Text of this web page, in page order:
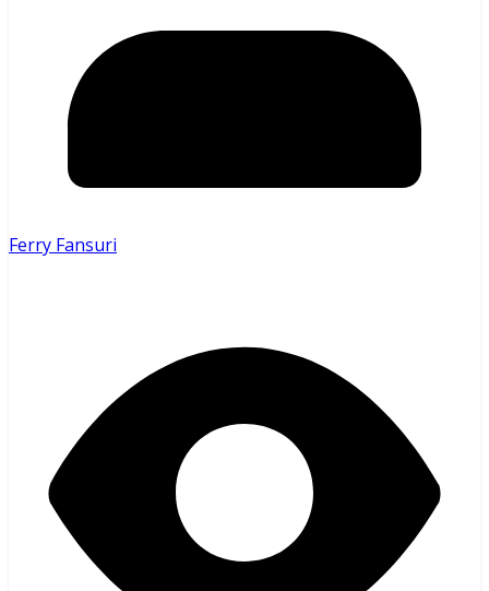
Ferry Fansuri